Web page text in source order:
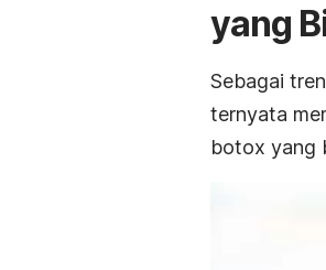
yang
Sebagai
ternyata
botox yang